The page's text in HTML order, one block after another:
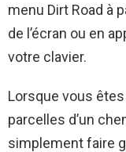
menu Dirt Road à
de l’écran ou en
votre clavier.
Lorsque vous
parcelles d’un
simplement faire